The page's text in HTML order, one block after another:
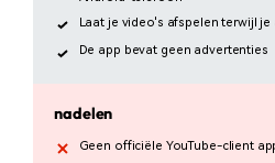
Laat je video's afspelen terwijl
De app bevat geen advertenties
nadelen
Geen officiële YouTube-client